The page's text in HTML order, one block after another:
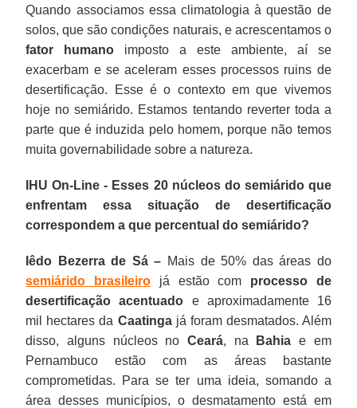
Quando associamos essa climatologia à questão de
solos, que são condições naturais, e acrescentamos o
fator humano imposto a este ambiente, aí se
exacerbam e se aceleram esses processos ruins de
desertificação. Esse é o contexto em que vivemos
hoje no semiárido. Estamos tentando reverter toda a
parte que é induzida pelo homem, porque não temos
muita governabilidade sobre a natureza.
IHU On-Line - Esses 20 núcleos do semiárido que
enfrentam essa situação de desertificação
correspondem a que percentual do semiárido?
Iêdo Bezerra de Sá – Mais de 50% das áreas do
semiárido brasileiro já estão com processo de
desertificação acentuado e aproximadamente 16
mil hectares da Caatingajá foram desmatados. Além
disso, alguns núcleos no Ceará, na Bahia e em
Pernambuco estão com as áreas bastante
comprometidas. Para se ter uma ideia, somando a
área desses municípios, o desmatamento está em